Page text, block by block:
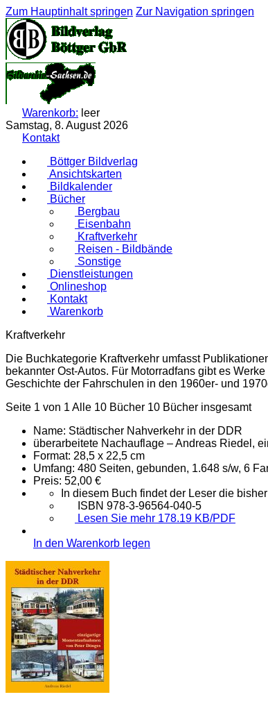
Zum Hauptinhalt springen Zur Navigation springen
Warenkorb: leer
Samstag, 8. August 2026
Kontakt
Böttger Bildverlag
Ansichtskarten
Bildkalender
Bücher
Bergbau
Eisenbahn
Kraftverkehr
Reisen - Bildbände
Sonstige
Dienstleistungen
Onlineshop
Kontakt
Warenkorb
Kraftverkehr
Die Buchkategorie Kraftverkehr umfasst
bekannter Ost-Autos. Für Motorradfans gibt es
Geschichte der Fahrschulen in den 1960er- und
Seite 1 von 1 Alle 10 Bücher 10 Bücher insgesamt
Name: Städtischer Nahverkehr in der DDR
überarbeitete Nachauflage – Andreas Riedel,
Format: 28,5 x 22,5 cm
Umfang: 480 Seiten, gebunden, 1.648 s/w, 6
Preis: 52,00 €
In diesem Buch findet der Leser die
ISBN 978-3-96564-040-5
Lesen Sie mehr 178.19 KB/PDF
In den Warenkorb legen